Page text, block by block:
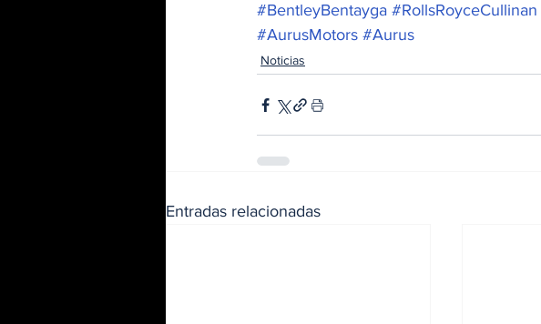
#BentleyBentayga #RollsRoyceCullinan
#AurusMotors #Aurus
Noticias
Entradas relacionadas